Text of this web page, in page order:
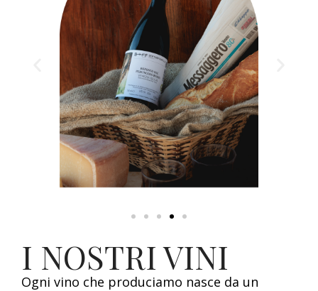
I NOSTRI VINI
Ogni vino che produciamo nasce da un